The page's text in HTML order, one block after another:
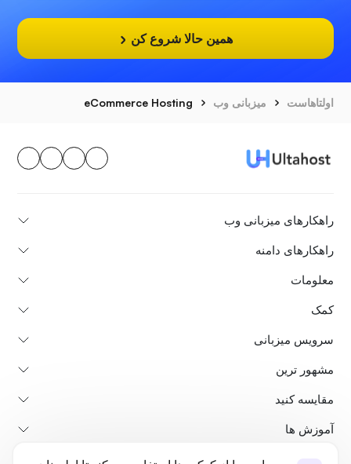
همین حالا شروع کن
اولتاهاست میزبانی وب eCommerce Hosting
راهکارهای میزبانی وب
راهکارهای دامنه
معلومات
کمک
سرویس میزبانی
مشهور ترین
مقایسه کنید
آموزش ها